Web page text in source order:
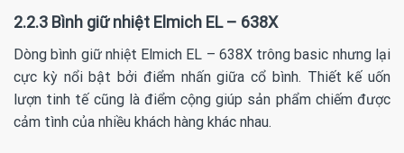
2.2.3 Bình giữ nhiệt Elmich EL – 638X
Dòng bình giữ nhiệt Elmich EL – 638X trông basic nhưng lại
cực kỳ nổi bật bởi điểm nhấn giữa cổ bình. Thiết kế uốn
lượn tinh tế cũng là điểm cộng giúp sản phẩm chiếm được
cảm tình của nhiều khách hàng khác nhau.